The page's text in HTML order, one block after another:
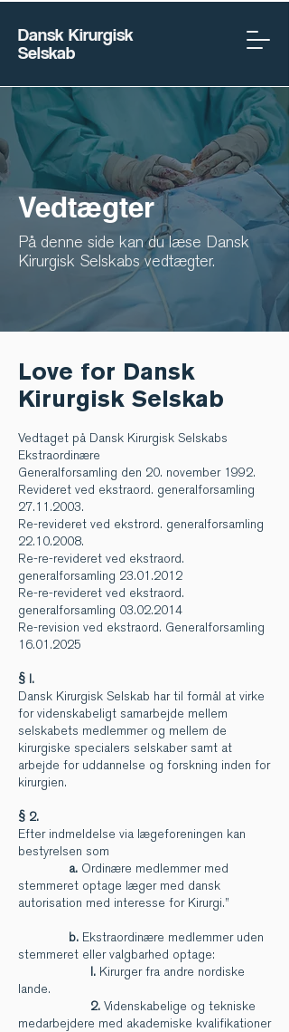
Dansk Kirurgisk
Selskab
Vedtægter
På denne side kan du læse Dansk
Kirurgisk Selskabs vedtægter.
Love for Dansk
Kirurgisk Selskab
Vedtaget på Dansk Kirurgisk Selskabs
Ekstraordinære
Generalforsamling den 20. november 1992.
Revideret ved ekstraord. generalforsamling
27.11.2003.
Re-revideret ved ekstrord. generalforsamling
22.10.2008.
Re-re-revideret ved ekstraord.
generalforsamling 23.01.2012
Re-re-revideret ved ekstraord.
generalforsamling 03.02.2014
Re-revision ved ekstraord. Generalforsamling
16.01.2025
§ l.
Dansk Kirurgisk Selskab har til formål at virke
for videnskabeligt samarbejde mellem
selskabets medlemmer og mellem de
kirurgiske specialers selskaber samt at
arbejde for uddannelse og forskning inden for
kirurgien.
§ 2.
Efter indmeldelse via lægeforeningen kan
bestyrelsen som
a. Ordinære medlemmer med
stemmeret optage læger med dansk
autorisation med interesse for Kirurgi.”
b. Ekstraordinære medlemmer uden
stemmeret eller valgbarhed optage:
l. Kirurger fra andre nordiske
lande.
2. Videnskabelige og tekniske
medarbejdere med akademiske kvalifikationer